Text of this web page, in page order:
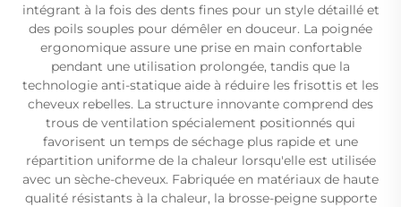
intégrant à la fois des dents fines pour un style détaillé et
des poils souples pour démêler en douceur. La poignée
ergonomique assure une prise en main confortable
pendant une utilisation prolongée, tandis que la
technologie anti-statique aide à réduire les frisottis et les
cheveux rebelles. La structure innovante comprend des
trous de ventilation spécialement positionnés qui
favorisent un temps de séchage plus rapide et une
répartition uniforme de la chaleur lorsqu'elle est utilisée
avec un sèche-cheveux. Fabriquée en matériaux de haute
qualité résistants à la chaleur, la brosse-peigne supporte